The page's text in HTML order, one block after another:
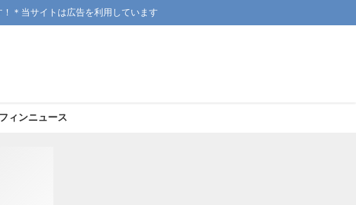
＊当サイトは広告を利用しています
ィンニュース